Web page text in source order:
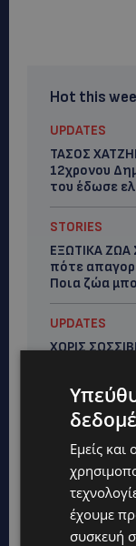
Hot this
UPDATES
ΤΑΣΟΣ
12χρονου
του έδωσε
STORIES
ΕΞΩΤΙΚΑ ΖΩΑ
πότε
Ποια ζώα
UPDATES
ΧΩΡΙΣ
STORIES
ΜΑΡΙΝΟΣ
Λευκωσίας-
UPDATES
ΤΡΟΧΑΙΟ
Εμείς και
έχουμε
συσκευή